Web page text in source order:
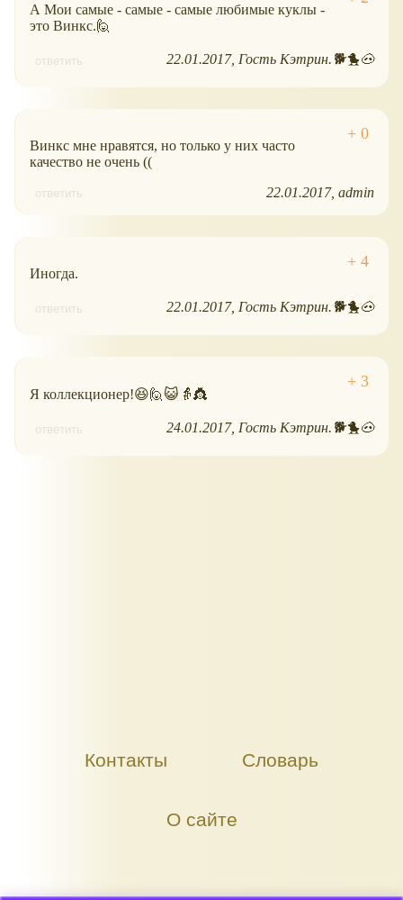
А Мои самые - самые - самые любимые куклы -
это Винкс.🙋
ответить 22.01.2017 Гость Кэтрин.🐕🐤🐽
Винкс мне нравятся, но только у них часто
качество не очень ((
ответить 22.01.2017 admin
Иногда.
ответить 22.01.2017 Гость Кэтрин.🐕🐤🐽
Я коллекционер!😆🙋😺👵👸
ответить 24.01.2017 Гость Кэтрин.🐕🐤🐽
Контакты Словарь
О сайте